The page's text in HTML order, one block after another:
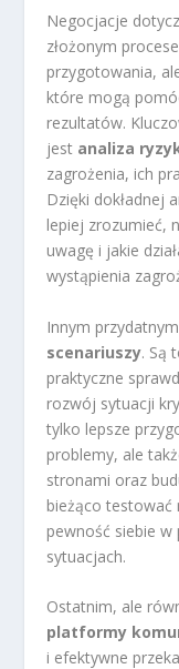
Negocjacje
złożonym
przygotowania,
które mogą
rezultatów.
jest analiza
zagrożenia, ich
Dzięki dokładnej
lepiej zrozumieć,
uwagę i jakie
wystąpienia
Innym
scenariuszy. Są
praktyczne
rozwój sytuacji
tylko lepsze
problemy, ale
stronami oraz
bieżąco testować
pewność siebie
sytuacjach.
Ostatnim, ale
platformy
i efektywne